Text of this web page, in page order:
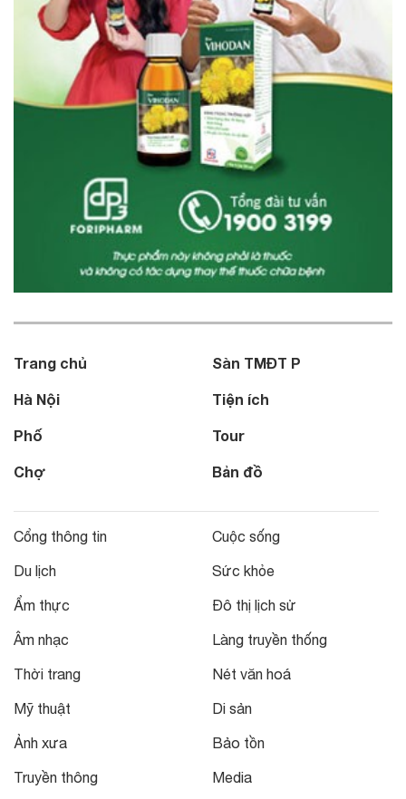
Trang chủ
Hà Nội
Phố
Chợ
Sàn TMĐT P
Tiện ích
Tour
Bản đồ
Cổng thông tin
Du lịch
Ẩm thực
Âm nhạc
Thời trang
Mỹ thuật
Ảnh xưa
Truyền thông
Cuộc sống
Sức khỏe
Đô thị lịch sử
Làng truyền thống
Nét văn hoá
Di sản
Bảo tồn
Media